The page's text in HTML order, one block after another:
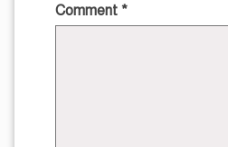
Comment *